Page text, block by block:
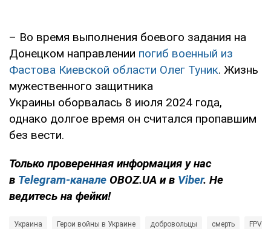
– Во время выполнения боевого задания на
Донецком направлении погиб военный из
Фастова Киевской области Олег Туник. Жизнь
мужественного защитника
Украины оборвалась 8 июля 2024 года,
однако долгое время он считался пропавшим
без вести.
Только проверенная информация у нас
в Telegram-канале OBOZ.UA и в Viber. Не
ведитесь на фейки!
Украина Герои войны в Украине добровольцы смерть FPV-